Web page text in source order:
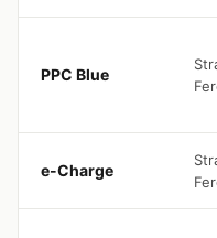
PPC Blue
e-Charge